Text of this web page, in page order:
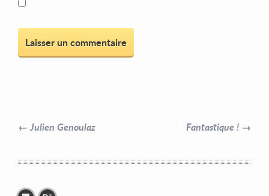
← Julien Genoulaz Fantastique ! →